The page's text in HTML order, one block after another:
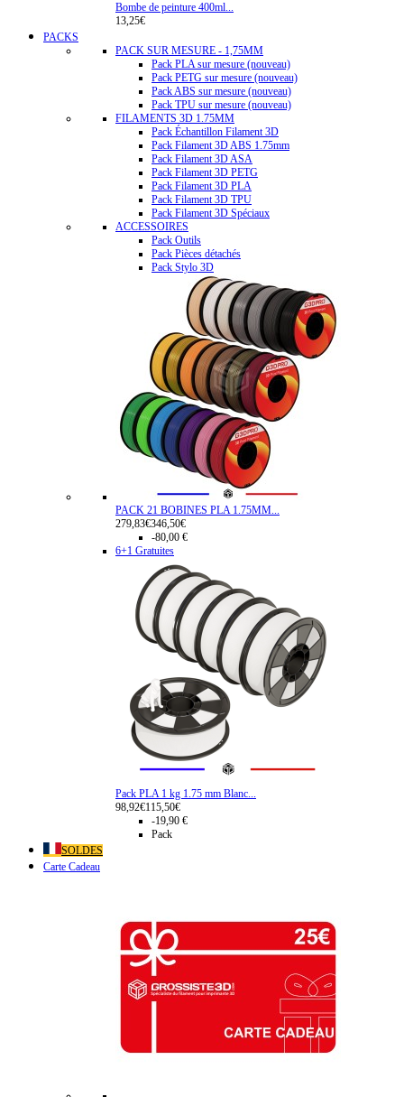
Bombe de peinture 400ml...
13,25€
PACKS
PACK SUR MESURE - 1,75MM
Pack PLA sur mesure (nouveau)
Pack PETG sur mesure (nouveau)
Pack ABS sur mesure (nouveau)
Pack TPU sur mesure (nouveau)
FILAMENTS 3D 1.75MM
Pack Échantillon Filament 3D
Pack Filament 3D ABS 1.75mm
Pack Filament 3D ASA
Pack Filament 3D PETG
Pack Filament 3D PLA
Pack Filament 3D TPU
Pack Filament 3D Spéciaux
ACCESSOIRES
Pack Outils
Pack Pièces détachés
Pack Stylo 3D
PACK 21 BOBINES PLA 1.75MM...
279,83€346,50€
-80,00 €
6+1 Gratuites
Pack PLA 1 kg 1.75 mm Blanc...
98,92€115,50€
-19,90 €
Pack
SOLDES
Carte Cadeau